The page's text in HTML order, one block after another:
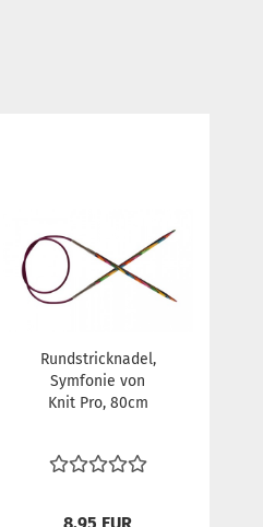
Rundstricknadel,
Symfonie von
Knit Pro, 80cm